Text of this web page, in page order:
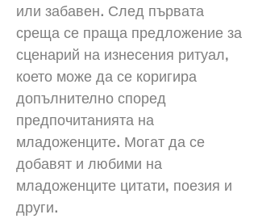
или забавен. След първата
среща се праща предложение за
сценарий на изнесения ритуал,
което може да се коригира
допълнително според
предпочитанията на
младоженците. Могат да се
добавят и любими на
младоженците цитати, поезия и
други.